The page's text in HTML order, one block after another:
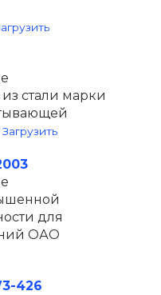
стали марки
Загрузить
для
ОАО
426